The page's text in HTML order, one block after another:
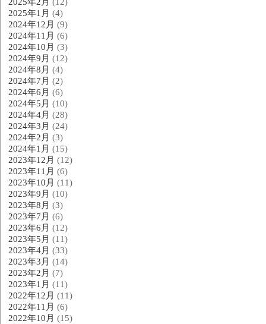
2025年1月 (4)
2024年12月 (9)
2024年11月 (6)
2024年10月 (3)
2024年9月 (12)
2024年8月 (4)
2024年7月 (2)
2024年6月 (6)
2024年5月 (10)
2024年4月 (28)
2024年3月 (24)
2024年2月 (3)
2024年1月 (15)
2023年12月 (12)
2023年11月 (6)
2023年10月 (11)
2023年9月 (10)
2023年8月 (3)
2023年7月 (6)
2023年6月 (12)
2023年5月 (11)
2023年4月 (33)
2023年3月 (14)
2023年2月 (7)
2023年1月 (11)
2022年12月 (11)
2022年11月 (6)
2022年10月 (15)